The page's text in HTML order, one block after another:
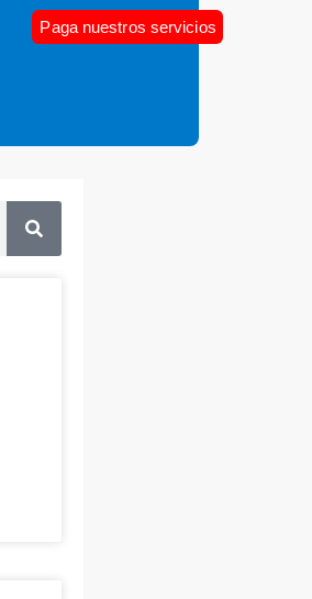
Paga nuestros servicios